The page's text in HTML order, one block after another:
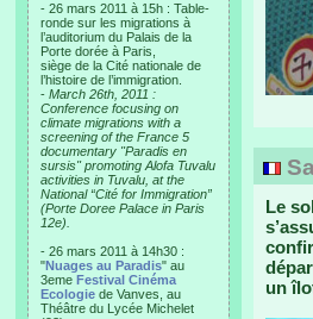
- 26 mars 2011 à 15h : Table-
ronde sur les migrations à
l’auditorium du Palais de la
Porte dorée à Paris,
siège de la Cité nationale de
l’histoire de l’immigration.
- March 26th, 2011 :
Conference focusing on
climate migrations with a
screening of the France 5
documentary "Paradis en
sursis" promoting Alofa Tuvalu
activities in Tuvalu, at the
National “Cité for Immigration”
(Porte Doree Palace in Paris
12e).
- 26 mars 2011 à 14h30 :
"Nuages au Paradis" au
3eme Festival Cinéma
Ecologie de Vanves, au
Théâtre du Lycée Michelet
Le
un